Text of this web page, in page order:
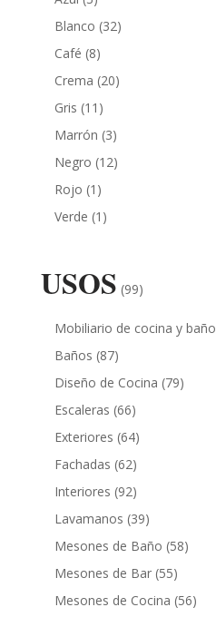
Blanco (32)
Café (8)
Crema (20)
Gris (11)
Marrón (3)
Negro (12)
Rojo (1)
Verde (1)
USOS (99)
Mobiliario de cocina y baño
Baños (87)
Diseño de Cocina (79)
Escaleras (66)
Exteriores (64)
Fachadas (62)
Interiores (92)
Lavamanos (39)
Mesones de Baño (58)
Mesones de Bar (55)
Mesones de Cocina (56)